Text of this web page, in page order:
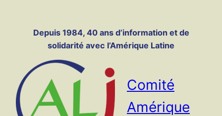
contenuDepuis 1984, 40 ans d’information et de
solidarité avec l’Amérique Latine
Comité
Amérique